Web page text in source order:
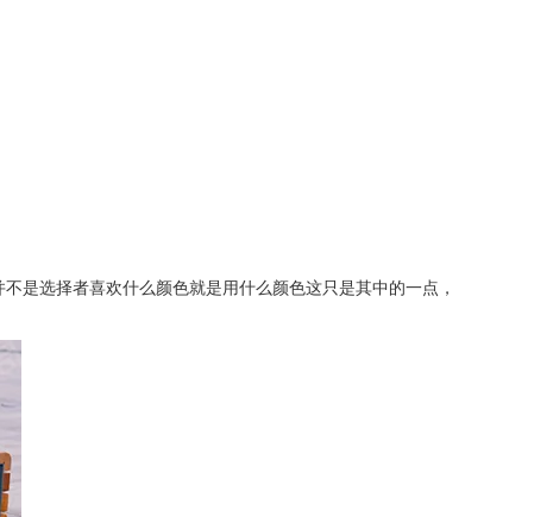
选择者喜欢什么颜色就是用什么颜色这只是其中的一点，